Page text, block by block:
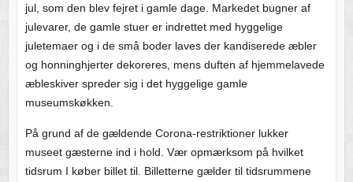
jul, som den blev fejret i gamle dage. Markedet bugner af
julevarer, de gamle stuer er indrettet med hyggelige
juletemaer og i de små boder laves der kandiserede æbler
og honninghjerter dekoreres, mens duften af hjemmelavede
æbleskiver spreder sig i det hyggelige gamle
museumskøkken.
På grund af de gældende Corona-restriktioner lukker
museet gæsterne ind i hold. Vær opmærksom på hvilket
tidsrum I køber billet til. Billetterne gælder til tidsrummene